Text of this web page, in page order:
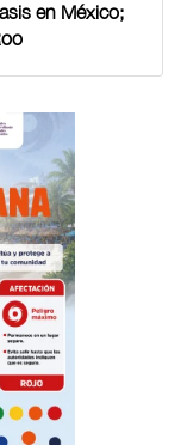
en México;